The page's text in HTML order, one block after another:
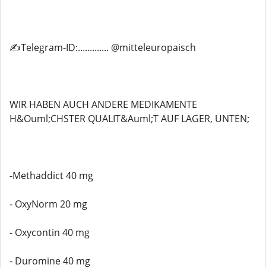
✍️Telegram-ID:............. @mitteleuropaisch
WIR HABEN AUCH ANDERE MEDIKAMENTE
H&Ouml;CHSTER QUALIT&Auml;T AUF LAGER, UNTEN;
-Methaddict 40 mg
- OxyNorm 20 mg
- Oxycontin 40 mg
- Duromine 40 mg